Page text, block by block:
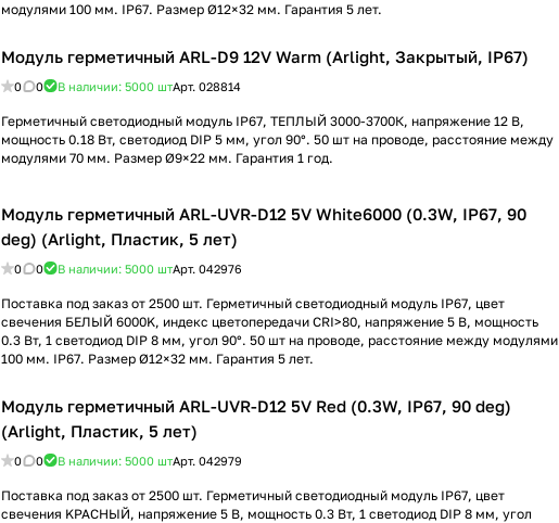
модулями 100 мм. IP67. Размер Ø12×32 мм. Гарантия 5 лет.
Модуль герметичный ARL-D9 12V Warm (Arlight, Закрытый, IP67)
0 0 В наличии: 5000 штАрт. 028814
Герметичный светодиодный модуль IP67, ТЕПЛЫЙ 3000-3700К, напряжение 12 В,
мощность 0.18 Вт, светодиод DIP 5 мм, угол 90°. 50 шт на проводе, расстояние между
модулями 70 мм. Размер Ø9×22 мм. Гарантия 1 год.
Модуль герметичный ARL-UVR-D12 5V White6000 (0.3W, IP67, 90
deg) (Arlight, Пластик, 5 лет)
0 0 В наличии: 5000 штАрт. 042976
Поставка под заказ от 2500 шт. Герметичный светодиодный модуль IP67, цвет
свечения БЕЛЫЙ 6000K, индекс цветопередачи CRI>80, напряжение 5 В, мощность
0.3 Вт, 1 светодиод DIP 8 мм, угол 90°. 50 шт на проводе, расстояние между модулями
100 мм. IP67. Размер Ø12×32 мм. Гарантия 5 лет.
Модуль герметичный ARL-UVR-D12 5V Red (0.3W, IP67, 90 deg)
(Arlight, Пластик, 5 лет)
0 0 В наличии: 5000 штАрт. 042979
Поставка под заказ от 2500 шт. Герметичный светодиодный модуль IP67, цвет
свечения KРАСНЫЙ, напряжение 5 В, мощность 0.3 Вт, 1 светодиод DIP 8 мм, угол